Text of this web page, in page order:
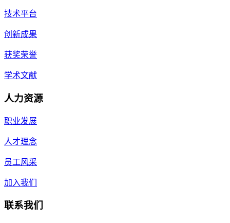
技术平台
创新成果
获奖荣誉
学术文献
人力资源
职业发展
人才理念
员工风采
加入我们
联系我们